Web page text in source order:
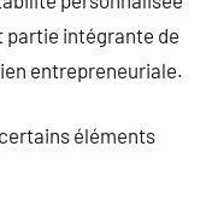
partie intégrante de
entrepreneuriale.
éléments